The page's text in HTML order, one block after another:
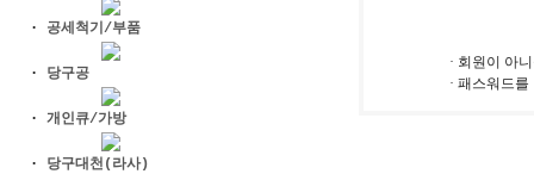
· 공세척기/부품
· 당구공
· 개인큐/가방
· 당구대천(라사)
· 회원이 아
· 패스워드